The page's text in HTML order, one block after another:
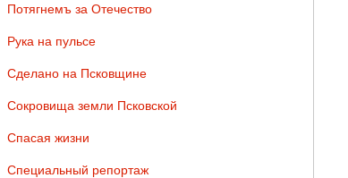
Потягнемъ за Отечество
Рука на пульсе
Сделано на Псковщине
Сокровища земли Псковской
Спасая жизни
Специальный репортаж